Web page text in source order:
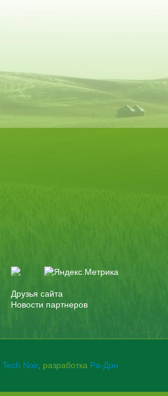
Друзья сайта
Новости партнеров
Tech Noir, разработка Ра-Дон